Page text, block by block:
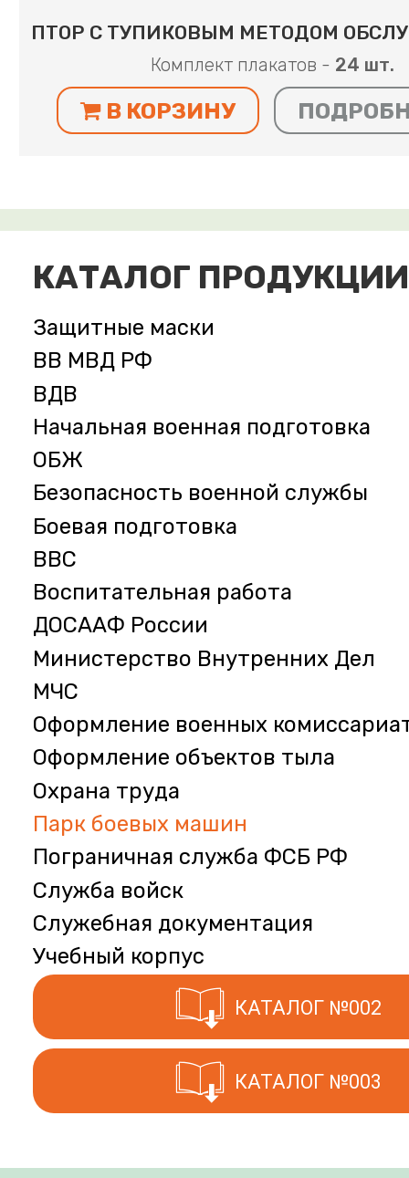
ПТОР С ТУПИКОВЫМ МЕТОДОМ
Комплект плакатов - 24 шт.
В КОРЗИНУ
КАТАЛОГ ПРОДУКЦИИ
Защитные маски
ВВ МВД РФ
ВДВ
Начальная военная подготовка
ОБЖ
Безопасность военной службы
Боевая подготовка
ВВС
Воспитательная работа
ДОСААФ России
Министерство Внутренних Дел
МЧС
Оформление военных
Оформление объектов тыла
Охрана труда
Парк боевых машин
Пограничная служба ФСБ РФ
Служба войск
Служебная документация
Учебный корпус
КАТАЛОГ №002
КАТАЛОГ №003